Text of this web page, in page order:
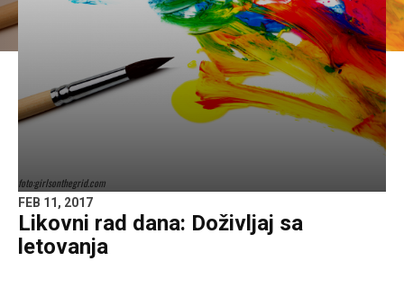
foto:girlsonthegrid.com
FEB 11, 2017
Likovni rad dana: Doživljaj sa
letovanja